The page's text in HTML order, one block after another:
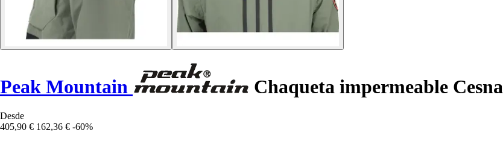
Peak Mountain Chaqueta impermeable Cesna
Desde
405,90 € 162,36 € -60%